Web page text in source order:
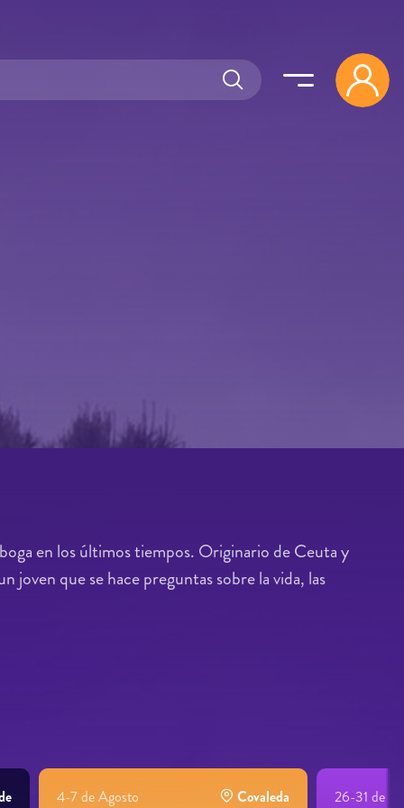
en los últimos tiempos. Originario de Ceuta y
joven que se hace preguntas sobre la vida, las
4-7 de Agosto Covaleda 26-31 de